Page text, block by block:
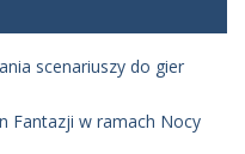
scenariuszy do gier
Fantazji w ramach Nocy